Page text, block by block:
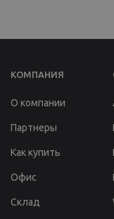
КОМПАНИЯ
О компании
Партнеры
Как купить
Офис
Склад